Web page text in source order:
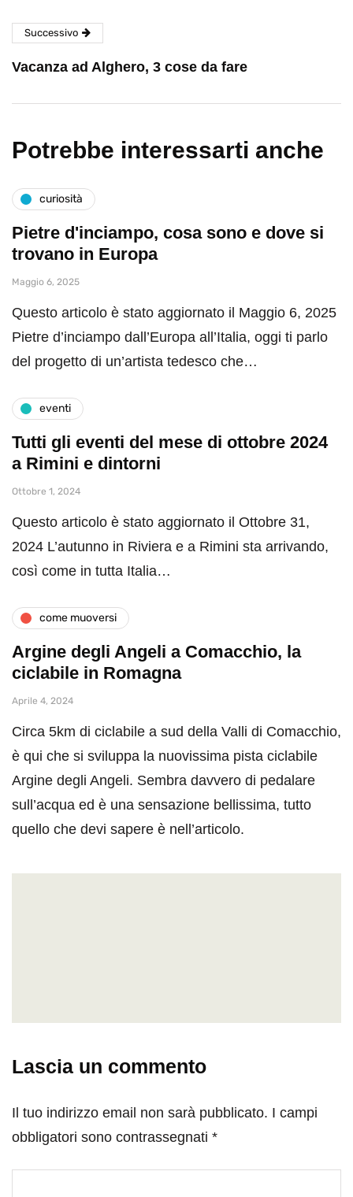
Successivo
Vacanza ad Alghero, 3 cose da fare
Potrebbe interessarti anche
curiosità
Pietre d'inciampo, cosa sono e dove si
trovano in Europa
Maggio 6, 2025
Questo articolo è stato aggiornato il Maggio 6, 2025
Pietre d’inciampo dall’Europa all’Italia, oggi ti parlo
del progetto di un’artista tedesco che…
eventi
Tutti gli eventi del mese di ottobre 2024
a Rimini e dintorni
Ottobre 1, 2024
Questo articolo è stato aggiornato il Ottobre 31,
2024 L’autunno in Riviera e a Rimini sta arrivando,
così come in tutta Italia…
come muoversi
Argine degli Angeli a Comacchio, la
ciclabile in Romagna
Aprile 4, 2024
Circa 5km di ciclabile a sud della Valli di Comacchio,
è qui che si sviluppa la nuovissima pista ciclabile
Argine degli Angeli. Sembra davvero di pedalare
sull’acqua ed è una sensazione bellissima, tutto
quello che devi sapere è nell’articolo.
Lascia un commento
Il tuo indirizzo email non sarà pubblicato. I campi
obbligatori sono contrassegnati *